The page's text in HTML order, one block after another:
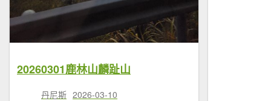
20260301鹿林山麟趾山
丹尼斯 2026-03-10